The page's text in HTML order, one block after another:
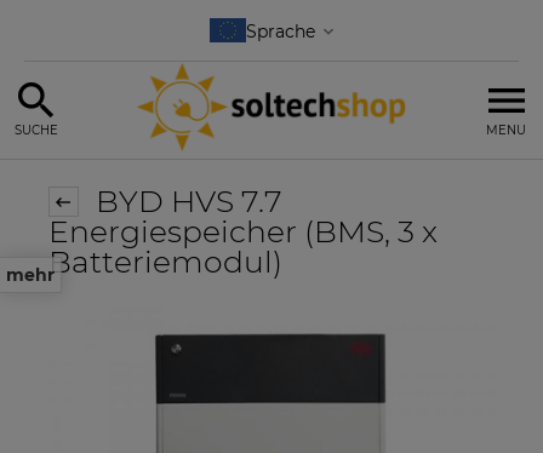
MENU
SUCHE
mehr
BYD HVS 7.7
Energiespeicher (BMS, 3 x
Batteriemodul)